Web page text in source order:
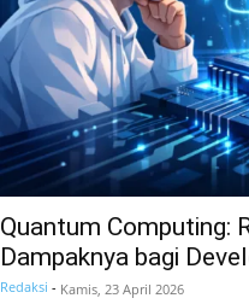
Quantum Computing:
Dampaknya bagi
Redaksi - Kamis, 23 April 2026